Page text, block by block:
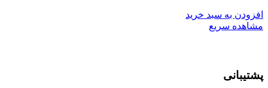
به سبد خرید
سریع